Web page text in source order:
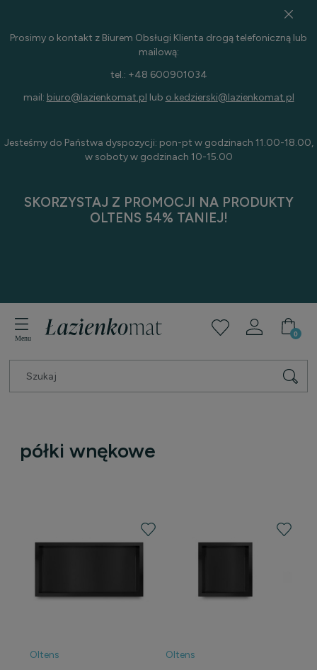
Prosimy o kontakt z Biurem Obsługi Klienta drogą telefoniczną lub
mailową:
tel.: +48 600901034
mail: biuro@lazienkomat.pl lub o.kedzierski@lazienkomat.pl
Jesteśmy do Państwa dyspozycji: pon-pt w godzinach 11.00-18.00,
w soboty w godzinach 10-15.00
SKORZYSTAJ Z PROMOCJI NA PRODUKTY
OLTENS 54% TANIEJ!
półki wnękowe
Oltens Oltens